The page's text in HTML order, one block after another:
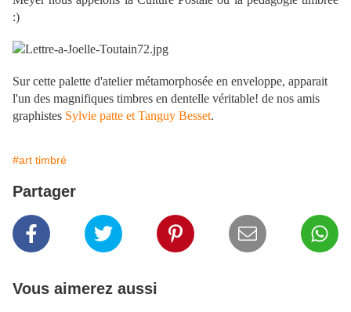
:)
Sur cette palette d'atelier métamorphosée en enveloppe, apparait
l'un des magnifiques timbres en dentelle véritable! de nos amis
graphistes Sylvie patte et Tanguy Besset.
#art timbré
Partager
Vous aimerez aussi